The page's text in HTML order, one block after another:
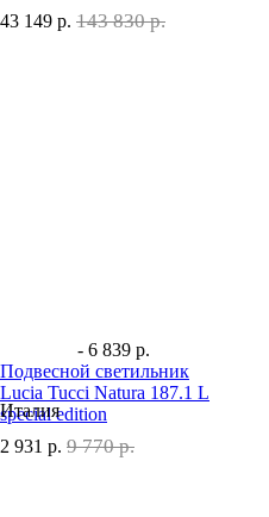
43 149 р. 143 830 р.
- 6 839 р.
Подвесной светильник
Lucia Tucci Natura 187.1 L
special edition
Италия
2 931 р. 9 770 р.